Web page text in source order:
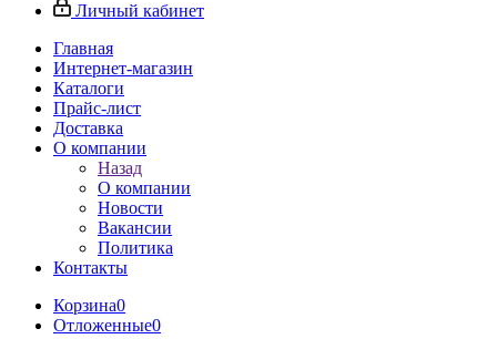
Личный кабинет
Главная
Интернет-магазин
Каталоги
Прайс-лист
Доставка
О компании
Назад
О компании
Новости
Вакансии
Политика
Контакты
Корзина0
Отложенные0